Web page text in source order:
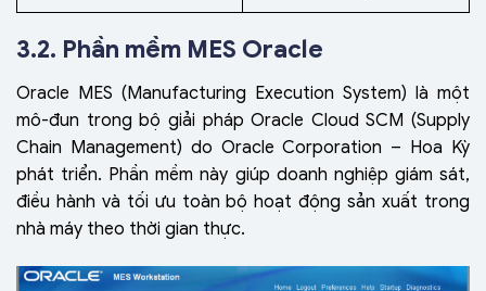
3.2. Phần mềm MES Oracle
Oracle MES (Manufacturing Execution System) là một
mô-đun trong bộ giải pháp Oracle Cloud SCM (Supply
Chain Management) do Oracle Corporation – Hoa Kỳ
phát triển. Phần mềm này giúp doanh nghiệp giám sát,
điều hành và tối ưu toàn bộ hoạt động sản xuất trong
nhà máy theo thời gian thực.